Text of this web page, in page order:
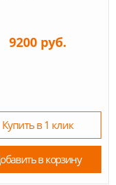
9200 руб.
Купить в 1 клик
в корзину